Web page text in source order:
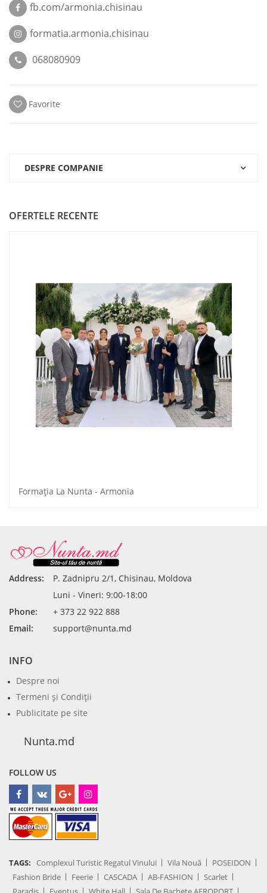
fb.com/armonia.chisinau
formatia.armonia.chisinau
068080909
Favorite
DESPRE COMPANIE
OFERTELE RECENTE
Formaţia La Nunta - Armonia
Address:
P. Zadnipru 2/1, Chisinau, Moldova
Luni - Vineri: 9:00-18:00
Phone:
+ 373 22 922 888
Email:
support@nunta.md
INFO
Despre noi
Termeni şi Condiţii
Publicitate pe site
Nunta.md
FOLLOW US
TAGS: Complexul Turistic Regatul Vinului Vila Nouă
POSEIDON
Fashion Bride
Feerie CASCADA AB-FASHION
Scarlet